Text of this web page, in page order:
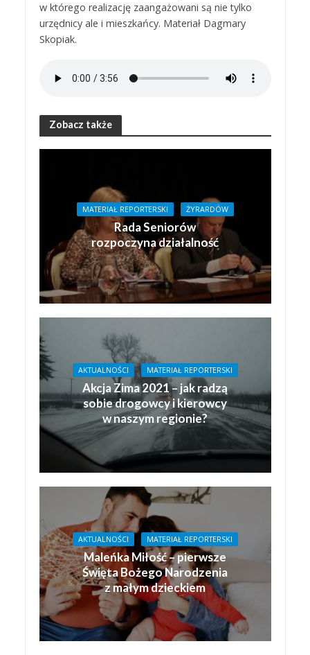
w którego realizację zaangażowani są nie tylko
urzędnicy ale i mieszkańcy. Materiał Dagmary
Skopiak.
Zobacz także
MATERIAŁ REPORTERSKI ŻYRARDÓW
Rada Seniorów
rozpoczyna działalność
AKTUALNOŚCI MATERIAŁ REPORTERSKI
Akcja Zima 2021 – jak radzą
sobie drogowcy i kierowcy
w naszym regionie?
AKTUALNOŚCI MATERIAŁ REPORTERSKI
Maleńka Miłość – pierwsze
Święta Bożego Narodzenia
z małym dzieckiem